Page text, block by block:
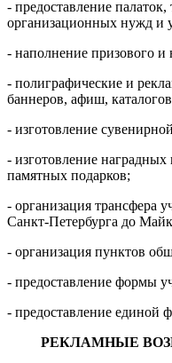
- предоставление
организационных нужд и
- наполнение призового и
- полиграфические и
баннеров, афиш,
- изготовление
- изготовление
памятных подарков;
- организация трансфера
Санкт-Петербурга до
- организация пунктов
- предоставление формы
- предоставление единой
РЕКЛАМНЫЕ